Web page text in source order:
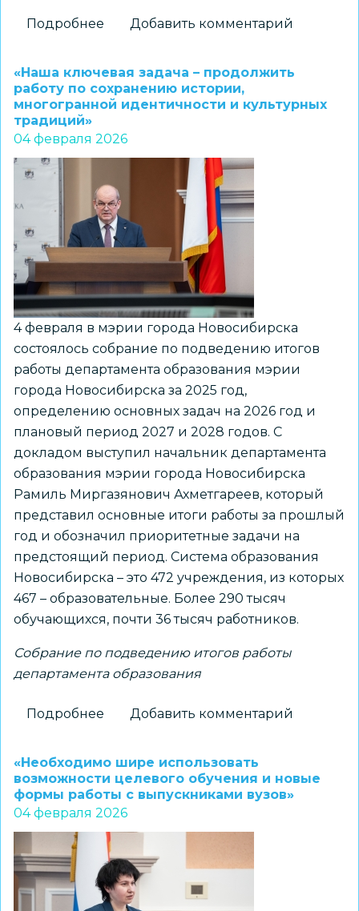
Подробнее
приоритетных
наших
–
с
семьей»
Добавить комментарий
«Наша ключевая задача – продолжить
работу по сохранению истории,
многогранной идентичности и культурных
традиций»
04 февраля 2026
4 февраля в мэрии города Новосибирска
состоялось собрание по подведению итогов
работы департамента образования мэрии
города Новосибирска за 2025 год,
определению основных задач на 2026 год и
плановый период 2027 и 2028 годов. С
докладом выступил начальник департамента
образования мэрии города Новосибирска
Рамиль Миргазянович Ахметгареев, который
представил основные итоги работы за прошлый
год и обозначил приоритетные задачи на
предстоящий период. Система образования
Новосибирска – это 472 учреждения, из которых
467 – образовательные. Более 290 тысяч
обучающихся, почти 36 тысяч работников.
Собрание по подведению итогов работы
департамента образования
Подробнее
задача
–
продолжить
работу
по
сохранению
истории,
Добавить комментарий
«Необходимо шире использовать
возможности целевого обучения и новые
формы работы с выпускниками вузов»
04 февраля 2026